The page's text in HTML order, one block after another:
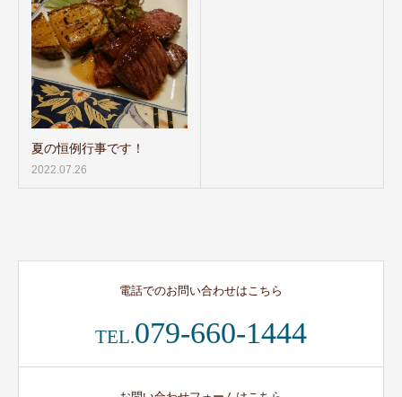
夏の恒例行事です！
2022.07.26
電話でのお問い合わせはこちら
TEL.079-660-1444